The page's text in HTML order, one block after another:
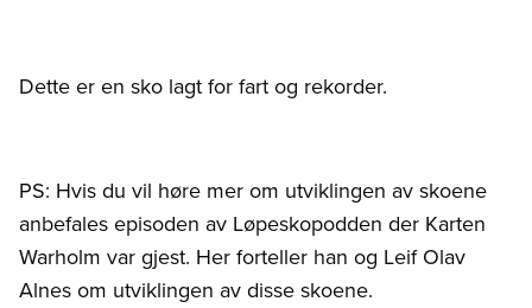
Dette er en sko lagt for fart og rekorder.
PS: Hvis du vil høre mer om utviklingen av skoene
anbefales episoden av Løpeskopodden der Karten
Warholm var gjest. Her forteller han og Leif Olav
Alnes om utviklingen av disse skoene.